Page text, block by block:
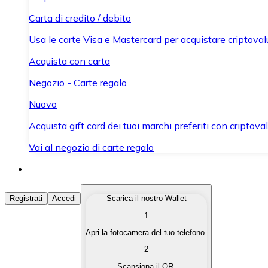
Carta di credito / debito
Usa le carte Visa e Mastercard per acquistare
Acquista con carta
Negozio - Carte regalo
Nuovo
Acquista gift card dei tuoi marchi preferiti con
Vai al negozio di carte regalo
Acquista Criptovalute
Acquista le criptovalute che ti interessano in modo
Converti le tue criptovalute in valuta fiat quando ne hai
Registrati Accedi
Scarica il nostro Wallet
1
Apri la fotocamera del tuo telefono.
2